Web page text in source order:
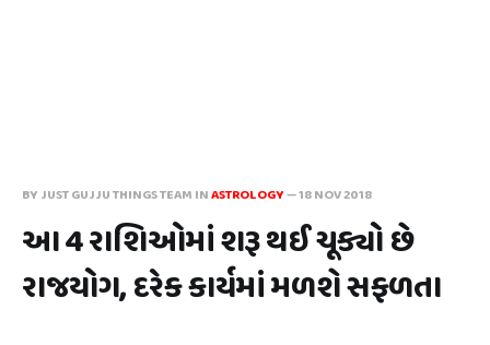
BY JUST GUJJU THINGS TEAM INASTROLOGY—18 NOV 2018
આ 4 રાશિઓમાં શરૂ થઈ ચૂક્યો છે
રાજયોગ, દરેક કાર્યમાં મળશે સફળતા